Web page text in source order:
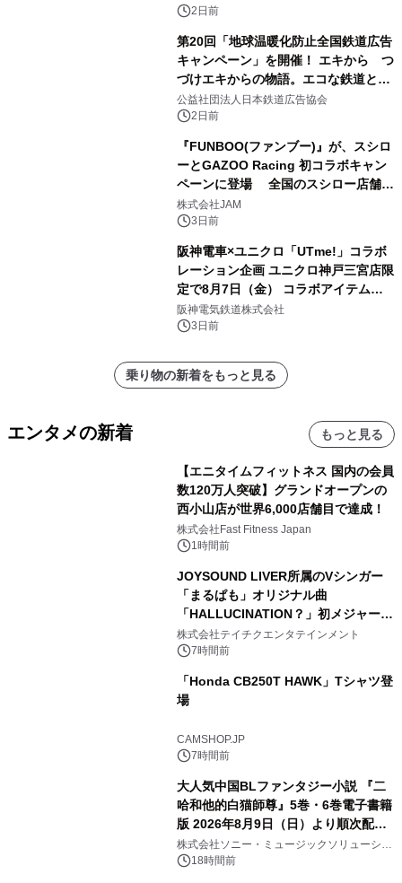
番搾り飲み放題が復活！
2日前
第20回「地球温暖化防止全国鉄道広告
キャンペーン」を開催！ エキから つ
づけエキからの物語。エコな鉄道とと
もに。
公益社団法人日本鉄道広告協会
2日前
『FUNBOO(ファンブー)』が、スシロ
ーとGAZOO Racing 初コラボキャン
ペーンに登場 全国のスシロー店舗で
GR 4車種の FUNBOO(ミニカー)付き
メニューが展開されます
株式会社JAM
3日前
阪神電車×ユニクロ「UTme!」コラボ
レーション企画 ユニクロ神戸三宮店限
定で8月7日（金） コラボアイテムが
発売決定！
阪神電気鉄道株式会社
3日前
乗り物の新着をもっと見る
エンタメの新着 もっと見る
【エニタイムフィットネス 国内の会員
数120万人突破】グランドオープンの
西小山店が世界6,000店舗目で達成！
株式会社Fast Fitness Japan
1時間前
JOYSOUND LIVER所属のVシンガー
「まるぱも」オリジナル曲
「HALLUCINATION？」初メジャー配
信リリース決定！
株式会社テイチクエンタテインメント
7時間前
「Honda CB250T HAWK」Tシャツ登
場
CAMSHOP.JP
7時間前
大人気中国BLファンタジー小説 『二
哈和他的白猫師尊』5巻・6巻電子書籍
版 2026年8月9日（日）より順次配信
開始
株式会社ソニー・ミュージックソリューショ
ンズ18時間前